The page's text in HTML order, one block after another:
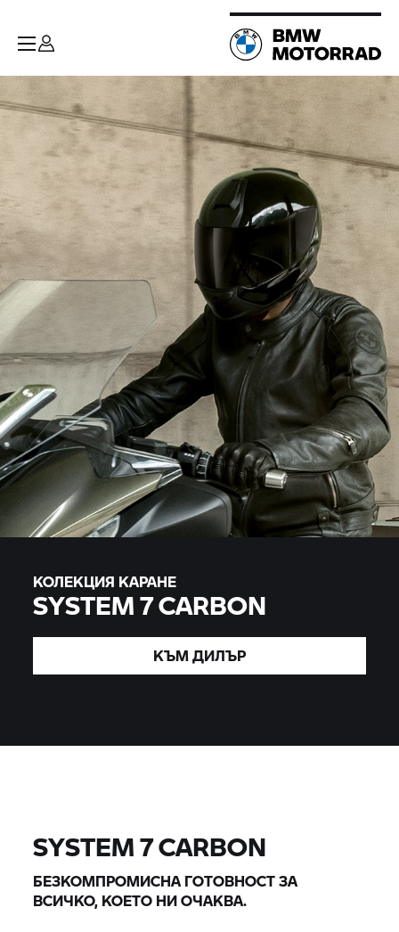
КОЛЕКЦИЯ КАРАНЕ
SYSTEM 7CARBON
КЪМДИЛЪР
SYSTEM 7CARBON
БЕЗКОМПРОМИСНА ГОТОВНОСТ ЗА
ВСИЧКО, КОЕТО НИ ОЧАКВА.